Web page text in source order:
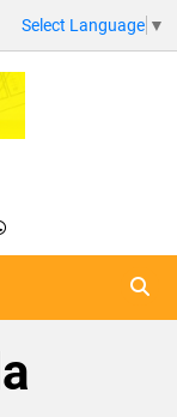
Select Language ▼